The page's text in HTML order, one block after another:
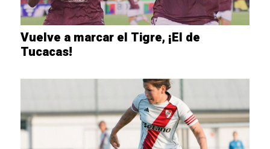
Vuelve a marcar el Tigre, ¡El de
Tucacas!